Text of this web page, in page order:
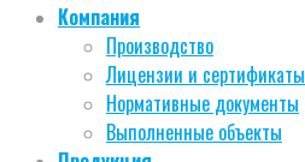
Компания
Производство
Лицензии и сертификаты
Нормативные документы
Выполненные объекты